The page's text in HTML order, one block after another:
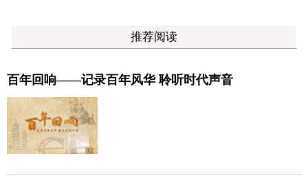
推荐阅读
百年回响——记录百年风华 聆听时代声音